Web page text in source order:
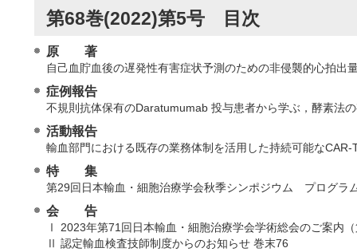
第68巻(2022)第5号 目次
原 著
自己血貯血後の遅発性有害症状予測のための非侵襲的心
症例報告
不規則抗体保有のDaratumumab 投与患者から学ぶ，酵素
活動報告
輸血部門における既存の業務体制を活用した持続可能な
特 集
第29回日本輸血・細胞治療学会秋季シンポジウム プログラ
会 告
Ⅰ 2023年第71回日本輸血・細胞治療学会学術総会のご案内
Ⅱ 認定輸血検査技師制度からのお知らせ 巻末76